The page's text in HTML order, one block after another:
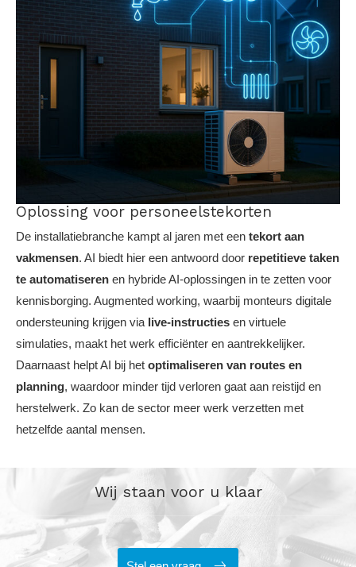
Oplossing voor personeelstekorten
De installatiebranche kampt al jaren met een tekort aan
vakmensen. AI biedt hier een antwoord door repetitieve taken
te automatiseren en hybride AI-oplossingen in te zetten voor
kennisborging. Augmented working, waarbij monteurs digitale
ondersteuning krijgen via live-instructies en virtuele
simulaties, maakt het werk efficiënter en aantrekkelijker.
Daarnaast helpt AI bij het optimaliseren van routes en
planning, waardoor minder tijd verloren gaat aan reistijd en
herstelwerk. Zo kan de sector meer werk verzetten met
hetzelfde aantal mensen.
Wij staan voor u klaar